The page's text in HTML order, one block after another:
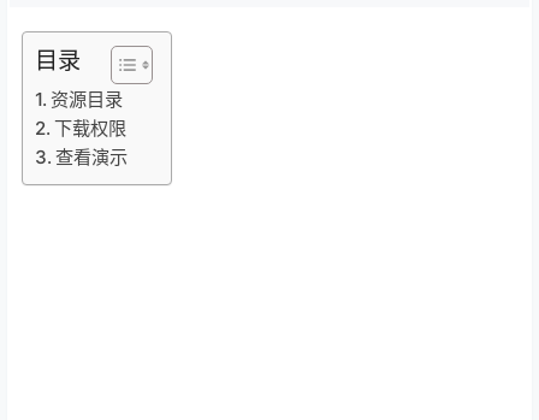
目录
资源目录
下载权限
查看演示